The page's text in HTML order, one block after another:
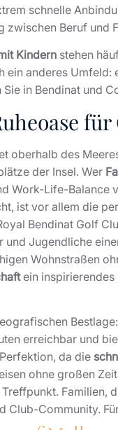
schnelle
Beruf und
Kindern stehen
anderes Umfeld:
in Bendinat und
oberhalb des
der Insel. Wer
Work-Life-
ist vor allem die
Bendinat Golf
und Jugendliche
Wohnstraßen
ein inspirierendes
erreichbar und
da die
ohne großen
Familien,
Community.